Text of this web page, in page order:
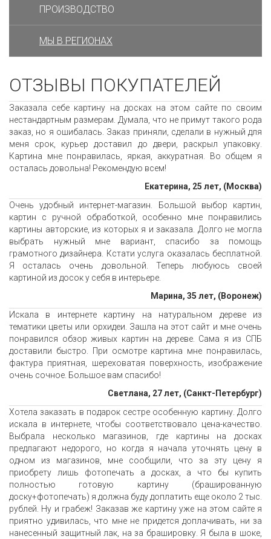
ПРОИЗВОДСТВО
МЫ В РЕГИОНАХ
ОТЗЫВЫ ПОКУПАТЕЛЕЙ
Заказала себе картину на досках на этом сайте по своим
нестандартным размерам. Думала, что не примут такого рода
заказ, но я ошибалась. Заказ приняли, сделали в нужный для
меня срок, курьер доставил до двери, раскрыл упаковку.
Картина мне понравилась, яркая, аккуратная. Во общем я
осталась довольна! Рекомендую всем!
Екатерина, 25 лет, (Москва)
Очень удобный интернет-магазин. Большой выбор картин,
картин с ручной обработкой, особенно мне понравились
картины авторские, из которых я и заказала. Долго не могла
выбрать нужный мне вариант, спасибо за помощь
грамотного дизайнера. Кстати услуга оказалась бесплатной.
Я осталась очень довольной. Теперь любуюсь своей
картиной из досок у себя в интерьере.
Марина, 35 лет, (Воронеж)
Искала в интернете картину на натуральном дереве из
тематики цветы или орхидеи. Зашла на этот сайт и мне очень
понравился обзор живых картин на дереве. Сама я из СПБ
доставили быстро. При осмотре картина мне понравилась,
фактура приятная, шереховатая поверхность, изображение
очень сочное. Большое вам спасибо!
Светлана, 27 лет, (Санкт-Петербург)
Хотела заказать в подарок сестре особенную картину. Долго
искала в интернете, чтобы соответствовало цена-качество.
Выбрала несколько магазинов, где картины на досках
предлагают недорого, но когда я начала уточнять цену в
одном из магазинов, мне сообщили, что за эту цену я
приобрету лишь фотопечать а досках, а что бы купить
полностью готовую картину (брашированную
доску+фотопечать) я должна буду доплатить еще около 2 тыс.
рублей. Ну и грабеж! Заказав же картину уже на этом сайте я
приятно удивилась, что мне не придется доплачивать, ни за
нанесенный защитный лак, на за брашировку. Я была в шоке,